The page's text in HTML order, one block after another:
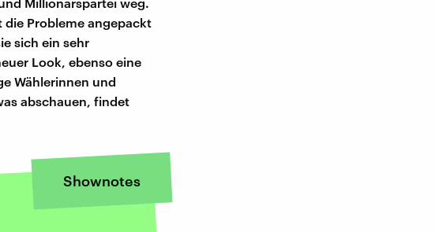
die Probleme angepackt
sich ein sehr
Look, ebenso eine
Wählerinnen und
abschauen, findet
Shownotes